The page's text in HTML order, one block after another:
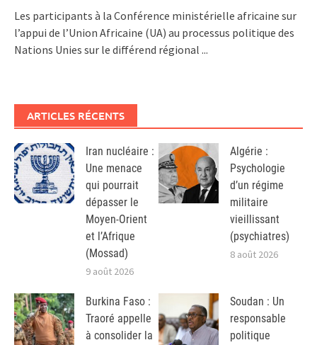
Les participants à la Conférence ministérielle africaine sur
l’appui de l’Union Africaine (UA) au processus politique des
Nations Unies sur le différend régional ...
ARTICLES RÉCENTS
Iran nucléaire :
Une menace
qui pourrait
dépasser le
Moyen-Orient
et l’Afrique
(Mossad)
9 août 2026
Algérie :
Psychologie
d’un régime
militaire
vieillissant
(psychiatres)
8 août 2026
Burkina Faso :
Traoré appelle
à consolider la
Soudan : Un
responsable
politique